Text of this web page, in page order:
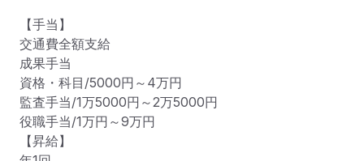
【手当】
交通費全額支給
成果手当
資格・科目/5000円～4万円
監査手当/1万5000円～2万5000円
役職手当/1万円～9万円
【昇給】